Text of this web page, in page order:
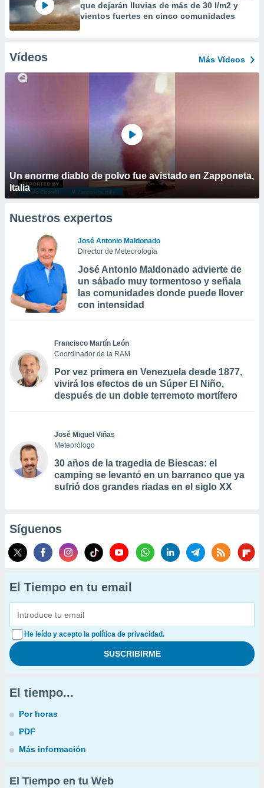
que dejarán lluvias de más de 30 l/m2 y
vientos fuertes en cinco comunidades
Vídeos Más Vídeos
Un enorme diablo de polvo fue avistado en Zapponeta,
Italia
Nuestros expertos
José Antonio Maldonado
Director de Meteorología
José Antonio Maldonado advierte de
un sábado muy tormentoso y señala
las comunidades donde puede llover
con intensidad
Francisco Martín León
Coordinador de la RAM
Por vez primera en Venezuela desde 1877,
vivirá los efectos de un Súper El Niño,
después de un doble terremoto mortífero
José Miguel Viñas
Meteorólogo
30 años de la tragedia de Biescas: el
camping se levantó en un barranco que ya
sufrió dos grandes riadas en el siglo XX
Síguenos
El Tiempo en tu email
He leído y acepto la política de privacidad.
El tiempo...
Por horas
PDF
Más información
El Tiempo en tu Web